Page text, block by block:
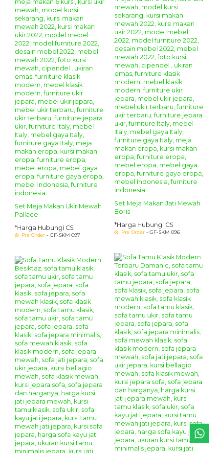
Set Meja Makan Ukir Mewah
Pallace
*Harga Hubungi CS
Pre Order - GF-SKM 097
Set Meja Makan Jati Mewah
Boris
*Harga Hubungi CS
Pre Order - GF-SKM 096